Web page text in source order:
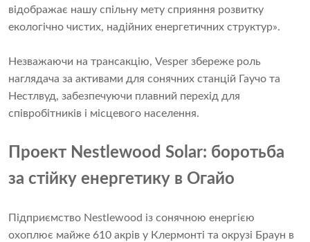
відображає нашу спільну мету сприяння розвитку
екологічно чистих, надійних енергетичних структур».
Незважаючи на трансакцію, Vesper збереже роль
наглядача за активами для сонячних станцій Гаучо та
Нестлвуд, забезпечуючи плавний перехід для
співробітників і місцевого населення.
Проект Nestlewood Solar: боротьба
за стійку енергетику в Огайо
Підприємство Nestlewood із сонячною енергією
охоплює майже 610 акрів у Клермонті та окрузі Браун в